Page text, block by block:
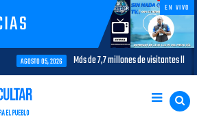
EN VIVO
AGOSTO 05, 2026 Más de 7,7 millones de visitantes llegan